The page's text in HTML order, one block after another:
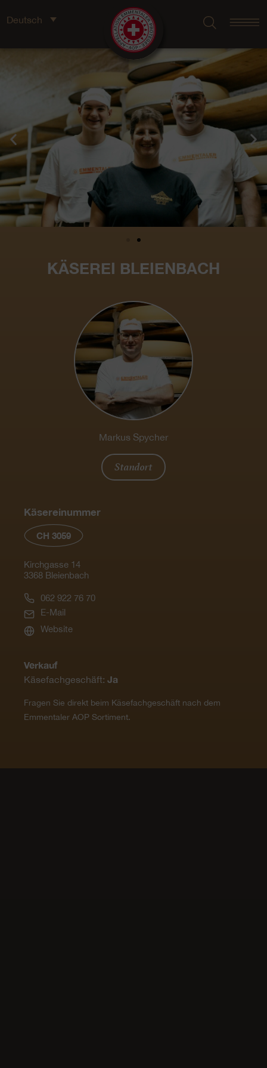
Deutsch
KÄSEREI BLEIENBACH
Markus Spycher
Standort
Käsereinummer
CH 3059
Kirchgasse 14
3368 Bleienbach
062 922 76 70
E-Mail
Website
Verkauf
Käsefachgeschäft: Ja
Fragen Sie direkt beim Käsefachgeschäft nach dem
Emmentaler AOP Sortiment.